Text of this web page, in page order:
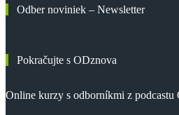
Odber noviniek – Newsletter
Pokračujte s ODznova
Online kurzy s odborníkmi z podcastu